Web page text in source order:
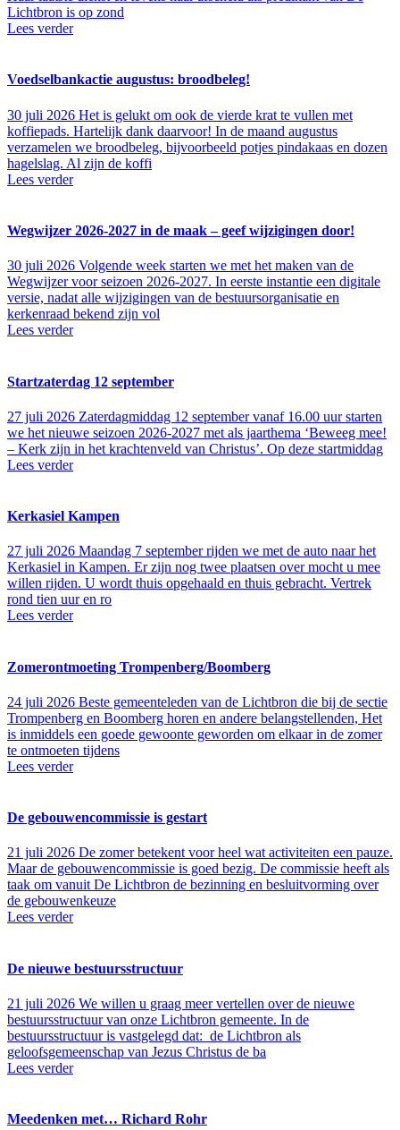
Lichtbron is op zond
Lees verder
Voedselbankactie augustus: broodbeleg!
30 juli 2026 Het is gelukt om ook de vierde krat te vullen met
koffiepads. Hartelijk dank daarvoor! In de maand augustus
verzamelen we broodbeleg, bijvoorbeeld potjes pindakaas en dozen
hagelslag. Al zijn de koffi
Lees verder
Wegwijzer 2026-2027 in de maak – geef wijzigingen door!
30 juli 2026 Volgende week starten we met het maken van de
Wegwijzer voor seizoen 2026-2027. In eerste instantie een digitale
versie, nadat alle wijzigingen van de bestuursorganisatie en
kerkenraad bekend zijn vol
Lees verder
Startzaterdag 12 september
27 juli 2026 Zaterdagmiddag 12 september vanaf 16.00 uur starten
we het nieuwe seizoen 2026-2027 met als jaarthema ‘Beweeg mee!
– Kerk zijn in het krachtenveld van Christus’. Op deze startmiddag
Lees verder
Kerkasiel Kampen
27 juli 2026 Maandag 7 september rijden we met de auto naar het
Kerkasiel in Kampen. Er zijn nog twee plaatsen over mocht u mee
willen rijden. U wordt thuis opgehaald en thuis gebracht. Vertrek
rond tien uur en ro
Lees verder
Zomerontmoeting Trompenberg/Boomberg
24 juli 2026 Beste gemeenteleden van de Lichtbron die bij de sectie
Trompenberg en Boomberg horen en andere belangstellenden, Het
is inmiddels een goede gewoonte geworden om elkaar in de zomer
te ontmoeten tijdens
Lees verder
De gebouwencommissie is gestart
21 juli 2026 De zomer betekent voor heel wat activiteiten een pauze.
Maar de gebouwencommissie is goed bezig. De commissie heeft als
taak om vanuit De Lichtbron de bezinning en besluitvorming over
de gebouwenkeuze
Lees verder
De nieuwe bestuursstructuur
21 juli 2026 We willen u graag meer vertellen over de nieuwe
bestuursstructuur van onze Lichtbron gemeente. In de
bestuursstructuur is vastgelegd dat: de Lichtbron als
geloofsgemeenschap van Jezus Christus de ba
Lees verder
Meedenken met… Richard Rohr